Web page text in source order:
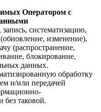
Оператором с
систематизацию,
изменение),
(распространение,
блокирование,
данных.
обработку
и/или передачей
таковой.